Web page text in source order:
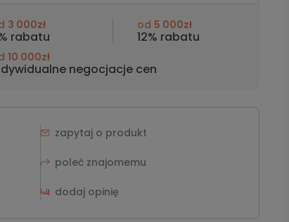
3 000zł
rabatu
od 5 000zł
12% rabatu
10 000zł
negocjacje cen
zapytaj o produkt
poleć znajomemu
dodaj opinię